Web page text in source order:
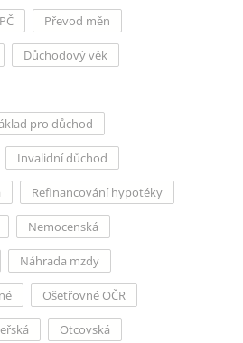
Převod měn
Důchodový věk
pro důchod
Invalidní důchod
Refinancování hypotéky
Nemocenská
Náhrada mzdy
Ošetřovné OČR
Otcovská